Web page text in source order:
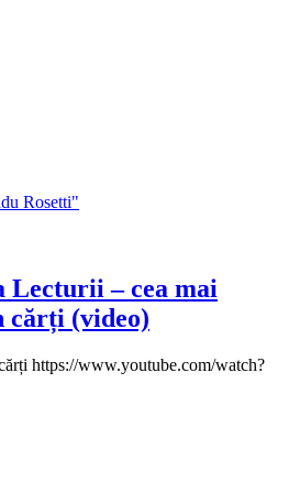
Rosetti"
Lecturii – cea mai
cărți (video)
https://www.youtube.com/watch?